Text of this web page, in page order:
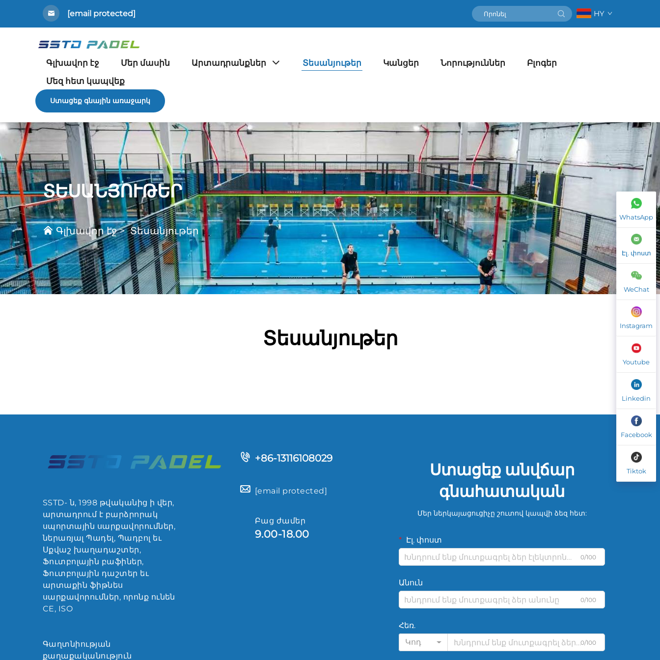
[email protected] HY
Գլխավոր էջ Մեր մասին Արտադրանքներ Տեսանյութեր Կանցեր Նորություններ
Բլոգեր
Մեզ հետ կապվեք
Ստացեք գնային առաջարկ
ՏԵՍԱՆՅՈՒԹԵՐ
Գլխավոր էջ>Տեսանյութեր
Տեսանյութեր
WhatsApp
Էլ. փոստ
WeChat
Instagram
Youtube
Linkedin
Facebook
Tiktok
SSTD- ն, 1998 թվականից ի վեր,
արտադրում է բարձրորակ
սպորտային սարքավորումներ,
ներառյալ Պադել, Պադբոլ եւ
Սքվաշ խաղադաշտեր,
Ֆուտբոլային բաֆիներ,
Ֆուտբոլային դաշտեր եւ
արտաքին ֆիթնես
սարքավորումներ, որոնք ունեն
CE, ISO
Գաղտնիության
քաղաքականություն
+86-13116108029
[email protected]
Բաց ժամեր
9.00-18.00
Ստացեք անվճար
գնահատական
Մեր ներկայացուցիչը շուտով կապվի ձեզ հետ:
Էլ. փոստ
0/100
Անուն
0/100
Հեռ.
Կոդ
0/100